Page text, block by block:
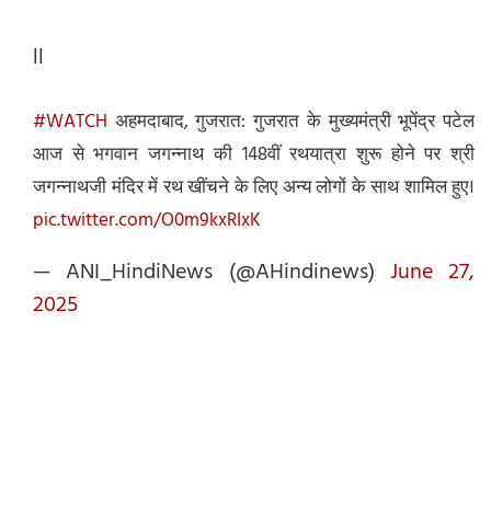
ll
#WATCH अहमदाबाद, गुजरात: गुजरात के मुख्यमंत्री भूपेंद्र पटेल
आज से भगवान जगन्नाथ की 148वीं रथयात्रा शुरू होने पर श्री
जगन्नाथजी मंदिर में रथ खींचने के लिए अन्य लोगों के साथ शामिल हुए।
pic.twitter.com/O0m9kxRIxK
— ANI_HindiNews (@AHindinews) June 27,
2025